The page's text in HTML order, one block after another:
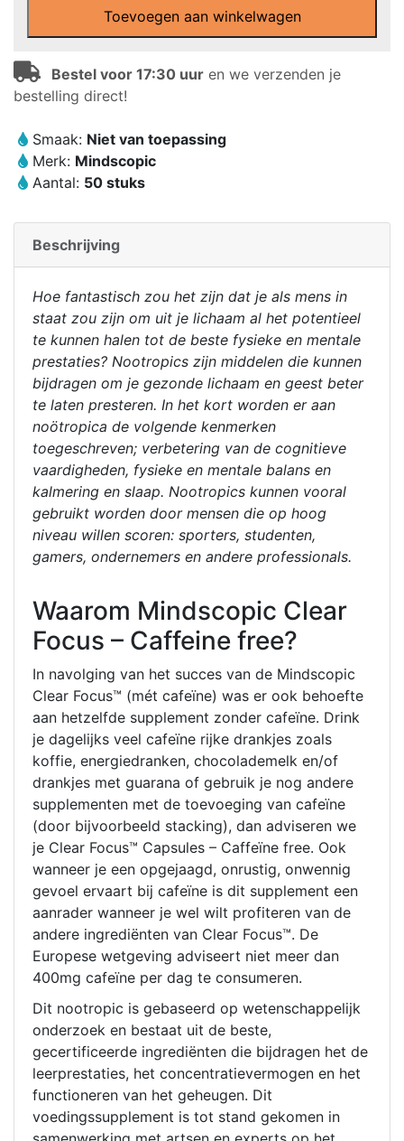
Capsules
(50
stuks)
-
free
aantal
Toevoegen aan winkelwagen
Bestel voor 17:30 uur en we verzenden je
bestelling direct!
Smaak: Niet van toepassing
Merk: Mindscopic
Aantal: 50 stuks
Beschrijving
Hoe fantastisch zou het zijn dat je als mens in
staat zou zijn om uit je lichaam al het potentieel
te kunnen halen tot de beste fysieke en mentale
prestaties? Nootropics zijn middelen die kunnen
bijdragen om je gezonde lichaam en geest beter
te laten presteren. In het kort worden er aan
noötropica de volgende kenmerken
toegeschreven; verbetering van de cognitieve
vaardigheden, fysieke en mentale balans en
kalmering en slaap. Nootropics kunnen vooral
gebruikt worden door mensen die op hoog
niveau willen scoren: sporters, studenten,
gamers, ondernemers en andere professionals.
Waarom Mindscopic Clear
Focus – Caffeine free?
In navolging van het succes van de Mindscopic
Clear Focus™ (mét cafeïne) was er ook behoefte
aan hetzelfde supplement zonder cafeïne. Drink
je dagelijks veel cafeïne rijke drankjes zoals
koffie, energiedranken, chocolademelk en/of
drankjes met guarana of gebruik je nog andere
supplementen met de toevoeging van cafeïne
(door bijvoorbeeld stacking), dan adviseren we
je Clear Focus™ Capsules – Caffeïne free. Ook
wanneer je een opgejaagd, onrustig, onwennig
gevoel ervaart bij cafeïne is dit supplement een
aanrader wanneer je wel wilt profiteren van de
andere ingrediënten van Clear Focus™. De
Europese wetgeving adviseert niet meer dan
400mg cafeïne per dag te consumeren.
Dit nootropic is gebaseerd op wetenschappelijk
onderzoek en bestaat uit de beste,
gecertificeerde ingrediënten die bijdragen het de
leerprestaties, het concentratievermogen en het
functioneren van het geheugen. Dit
voedingssupplement is tot stand gekomen in